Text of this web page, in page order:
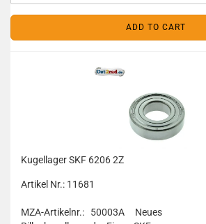
ADD TO CART
Kugellager SKF 6206 2Z
Artikel Nr.: 11681
MZA-Artikelnr.: 50003A
Neues